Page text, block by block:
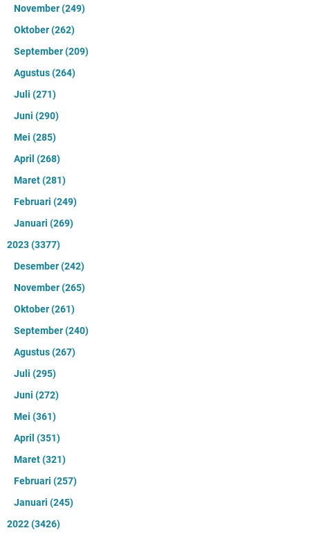
November(249)
Oktober(262)
September(209)
Agustus(264)
Juli (271)
Juni (290)
Mei (285)
April (268)
Maret(281)
Februari (249)
Januari (269)
2023(3377)
Desember(242)
November(265)
Oktober(261)
September(240)
Agustus(267)
Juli (295)
Juni (272)
Mei (361)
April (351)
Maret(321)
Februari (257)
Januari (245)
2022(3426)